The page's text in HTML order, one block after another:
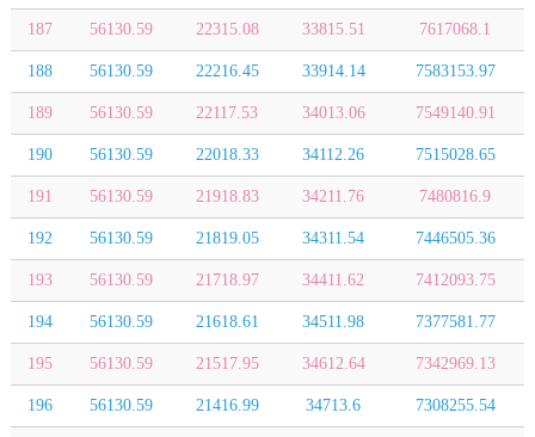
187 56130.59 22315.08 33815.51 7617068.1
188 56130.59 22216.45 33914.14 7583153.97
189 56130.59 22117.53 34013.06 7549140.91
190 56130.59 22018.33 34112.26 7515028.65
191 56130.59 21918.83 34211.76 7480816.9
192 56130.59 21819.05 34311.54 7446505.36
193 56130.59 21718.97 34411.62 7412093.75
194 56130.59 21618.61 34511.98 7377581.77
195 56130.59 21517.95 34612.64 7342969.13
196 56130.59 21416.99 34713.6 7308255.54